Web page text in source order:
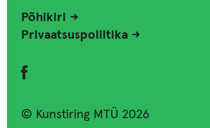
Põhikiri
Privaatsuspoliitika
© Kunstiring MTÜ 2026